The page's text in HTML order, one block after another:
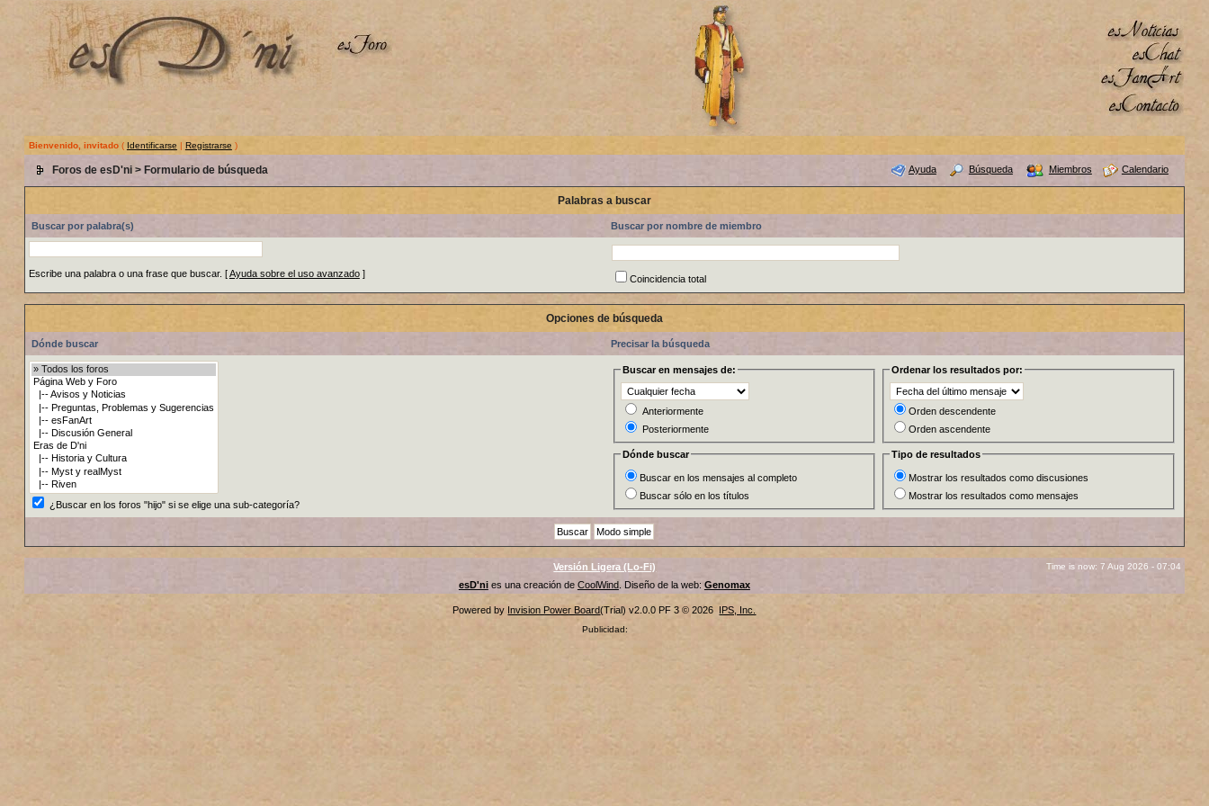
Bienvenido, invitado( Identificarse | Registrarse )
Foros de esD'ni> Formulario de búsqueda Ayuda Búsqueda Miembros Calendario
Palabras a buscar
Buscar por palabra(s) Buscar por nombre de miembro
Escribe una palabra o una frase que buscar. [Ayuda sobre el uso avanzado] Coincidencia total
Opciones de búsqueda
Dónde buscar Precisar la búsqueda
¿Buscar en los foros "hijo" si se elige una sub-categoría?
Buscar en mensajes de:
Anteriormente
Posteriormente
Ordenar los resultados por:
Orden descendente
Orden ascendente
Dónde buscar
Buscar en los mensajes al completo
Buscar sólo en los títulos
Tipo de resultados
Mostrar los resultados como discusiones
Mostrar los resultados como mensajes
Versión Ligera (Lo-Fi) Time is now: 7 Aug 2026 - 07:04
esD'nies una creación de CoolWind. Diseño de la web: Genomax
Powered by Invision Power Board(Trial) v2.0.0 PF 3 © 2026 IPS, Inc.
Publicidad: